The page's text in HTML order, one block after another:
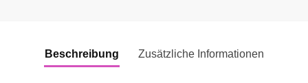
Beschreibung Zusätzliche Informationen